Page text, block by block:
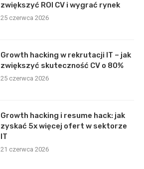
zwiększyć ROI CV i wygrać rynek
25 czerwca 2026
Growth hacking w rekrutacji IT – jak
zwiększyć skuteczność CV o 80%
25 czerwca 2026
Growth hacking i resume hack: jak
zyskać 5x więcej ofert w sektorze
IT
21 czerwca 2026